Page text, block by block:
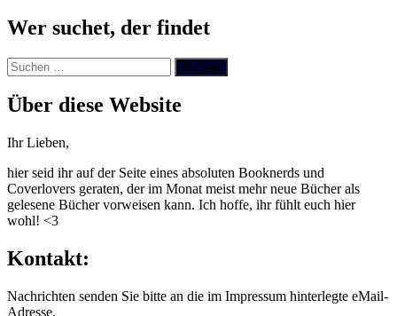
Wer suchet, der findet
Suchen
nach:
Über diese Website
Ihr Lieben,
hier seid ihr auf der Seite eines absoluten Booknerds und
Coverlovers geraten, der im Monat meist mehr neue Bücher als
gelesene Bücher vorweisen kann. Ich hoffe, ihr fühlt euch hier
wohl! <3
Kontakt:
Nachrichten senden Sie bitte an die im Impressum hinterlegte eMail-
Adresse.